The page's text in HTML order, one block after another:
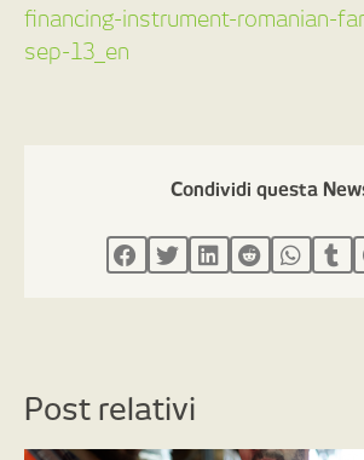
financing-instrument-romanian-
sep-13_en
Condividi questa
Post relativi